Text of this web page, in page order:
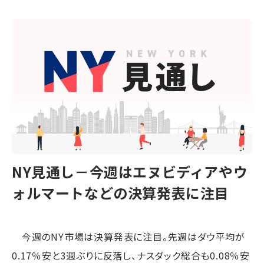
NY見通し－今週はエヌビディアやウ
ォルマートなどの決算発表に注目
今週のNY市場は決算発表に注目。先週はダウ平均が
0.17％安と3週ぶりに反落し、ナスダック総合も0.08％安